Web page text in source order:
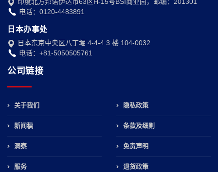
电话：0120-4483891
日本办事处
日本东京中央区八丁堀 4-4-4 3 楼 104-0032
电话：+81-5050505761
公司链接
关于我们
新闻稿
洞察
服务
隐私政策
条款及细则
免责声明
退货政策